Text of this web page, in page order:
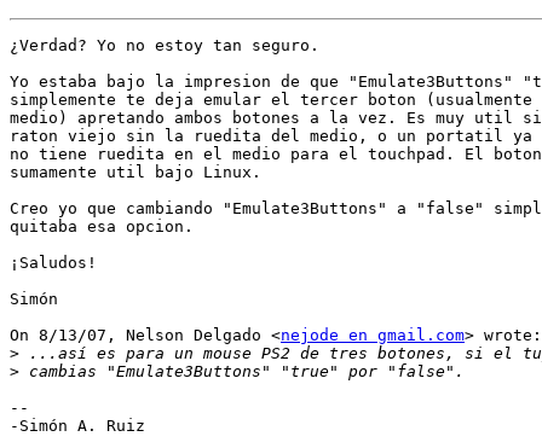
¿Verdad? Yo no estoy tan seguro.
Yo estaba bajo la impresion de que "Emulate3Buttons"
simplemente te deja emular el tercer boton
medio) apretando ambos botones a la vez. Es muy util
raton viejo sin la ruedita del medio, o un portatil ya
no tiene ruedita en el medio para el touchpad. El
sumamente util bajo Linux.
Creo yo que cambiando "Emulate3Buttons" a "false"
quitaba esa opcion.
¡Saludos!
Simón
On 8/13/07, Nelson Delgado <nejode en gmail.com> wrote:
>
>
--
-Simón A. Ruiz